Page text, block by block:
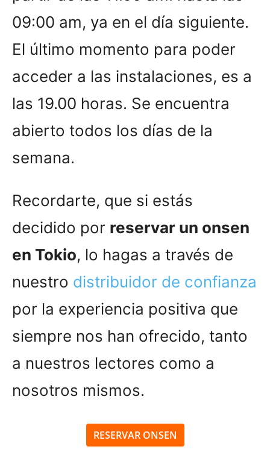
09:00 am, ya en el día siguiente.
El último momento para poder
acceder a las instalaciones, es a
las 19.00 horas. Se encuentra
abierto todos los días de la
semana.
Recordarte, que si estás
decidido por reservar un onsen
en Tokio, lo hagas a través de
nuestro distribuidor de confianza
por la experiencia positiva que
siempre nos han ofrecido, tanto
a nuestros lectores como a
nosotros mismos.
RESERVAR ONSEN